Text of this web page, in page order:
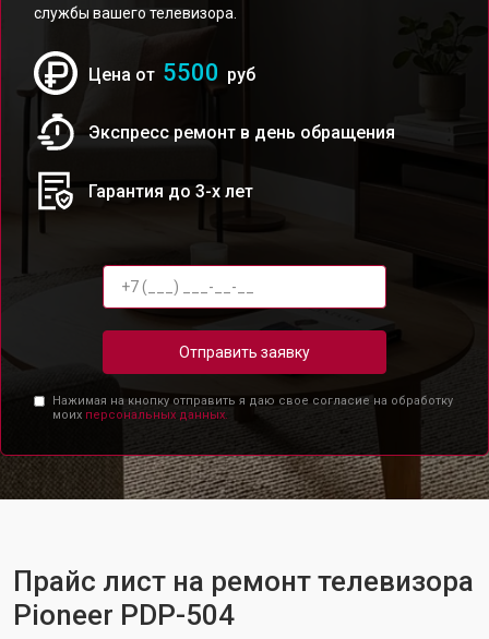
службы вашего телевизора.
Цена от 5500 руб
Экспресс ремонт в день обращения
Гарантия до 3-х лет
Отправить заявку
Нажимая на кнопку отправить я даю свое согласие на обработку
моих персональных данных.
Прайс лист на ремонт телевизора
Pioneer PDP-504